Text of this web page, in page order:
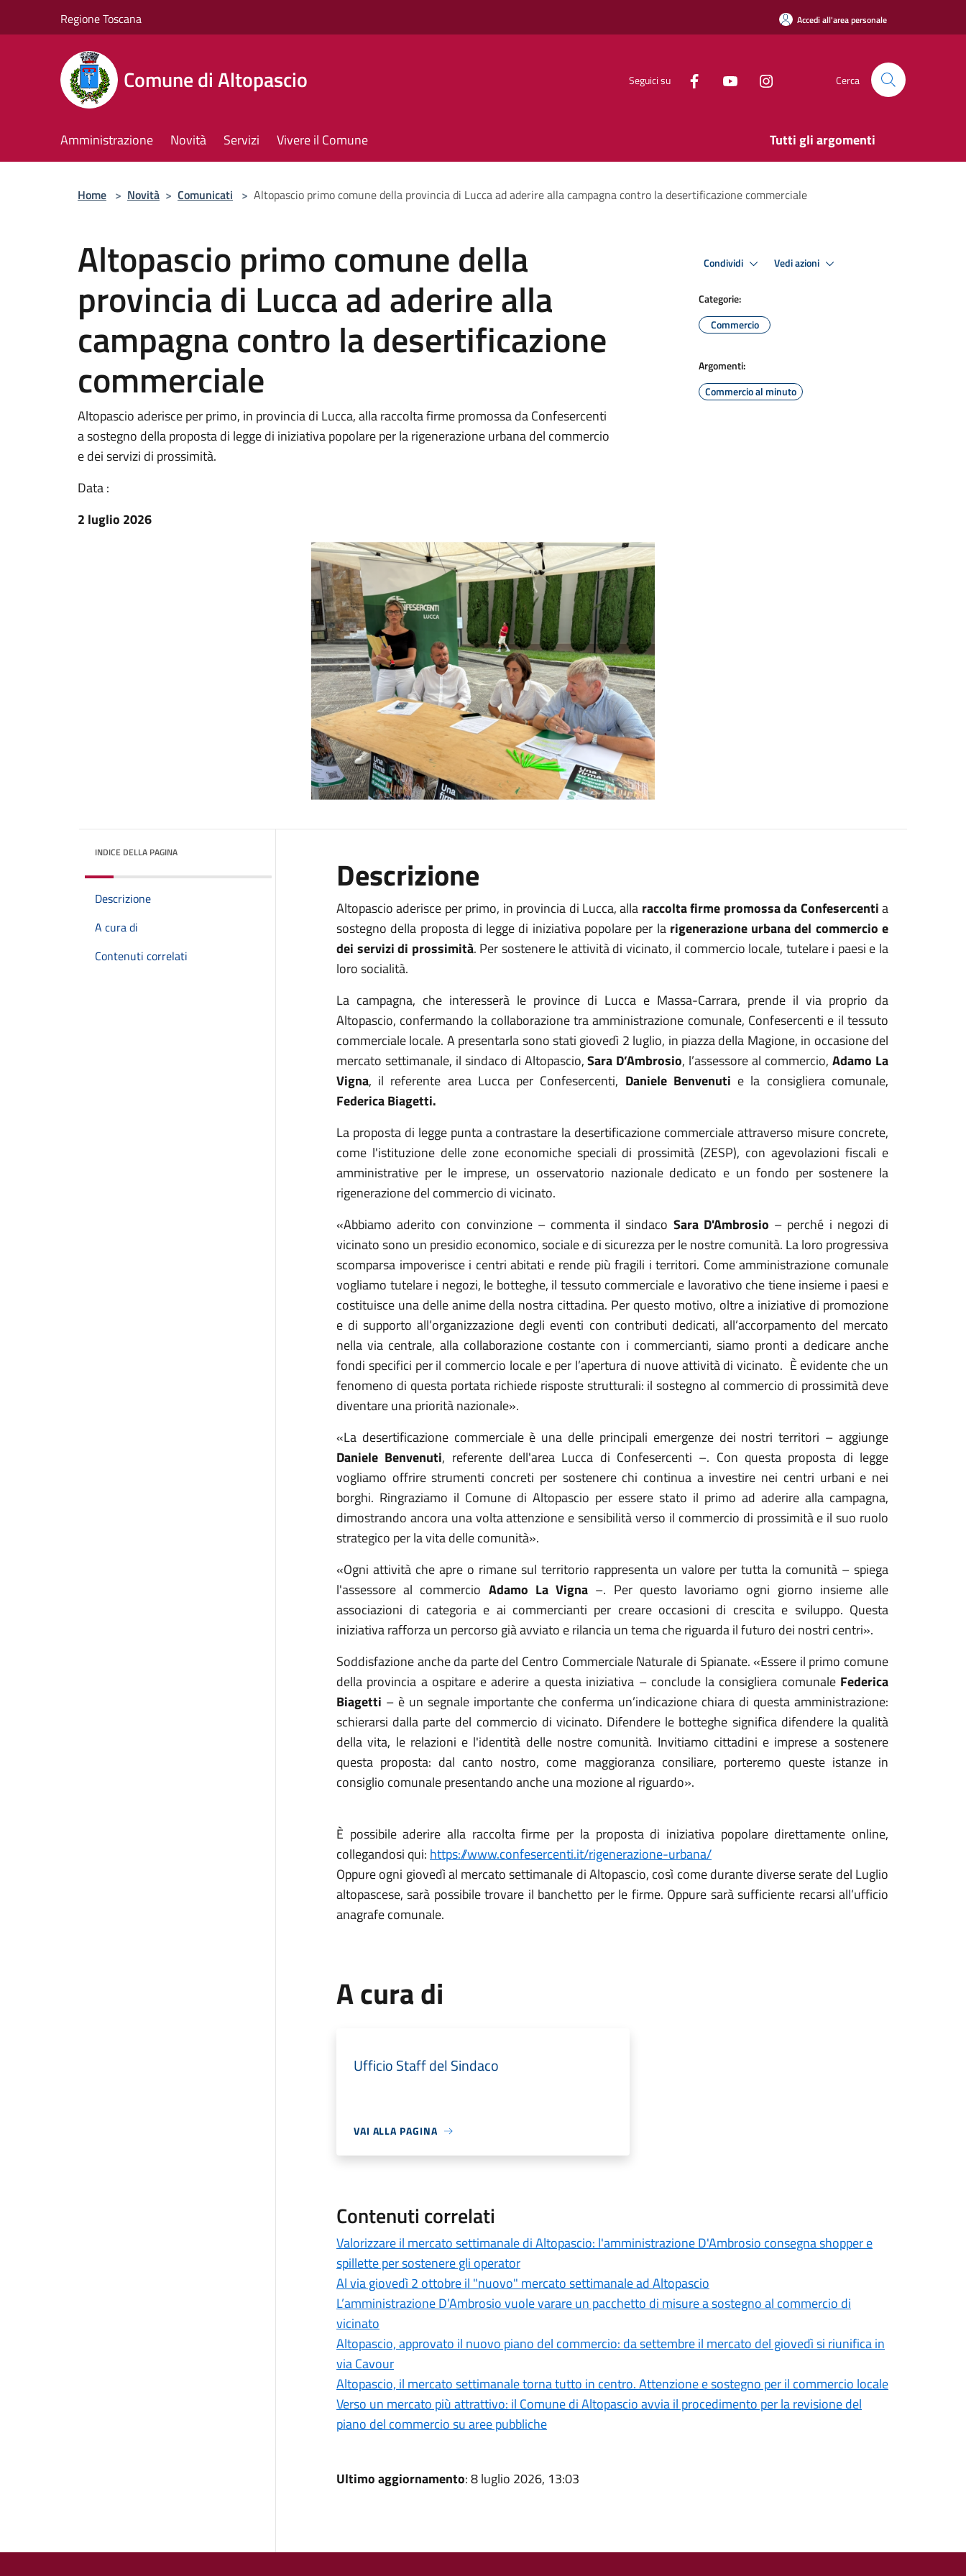
Regione Toscana Accedi all'area personale
Comune di Altopascio Seguici su Cerca
Amministrazione Novità Servizi Vivere il Comune Tutti gli argomenti
Home > Novità > Comunicati > Altopascio primo comune della provincia di Lucca ad aderire alla campagna contro la desertificazione commerciale
Altopascio primo comune della
provincia di Lucca ad aderire alla
campagna contro la desertificazione
commerciale
Altopascio aderisce per primo, in provincia di Lucca, alla raccolta firme promossa da Confesercenti
a sostegno della proposta di legge di iniziativa popolare per la rigenerazione urbana del commercio
e dei servizi di prossimità.
Data :
2 luglio 2026
Condividi Vedi azioni
Categorie:
Commercio
Argomenti:
Commercio al minuto
INDICE DELLA PAGINA
Descrizione
A cura di
Contenuti correlati
Descrizione
Altopascio aderisce per primo, in provincia di Lucca, alla raccolta firme promossa da Confesercentia
sostegno della proposta di legge di iniziativa popolare per la rigenerazione urbana del commercio e
dei servizi di prossimità. Per sostenere le attività di vicinato, il commercio locale, tutelare i paesi e la
loro socialità.
La campagna, che interesserà le province di Lucca e Massa-Carrara, prende il via proprio da
Altopascio, confermando la collaborazione tra amministrazione comunale, Confesercenti e il tessuto
commerciale locale. A presentarla sono stati giovedì 2 luglio, in piazza della Magione, in occasione del
mercato settimanale, il sindaco di Altopascio,Sara D’Ambrosio, l’assessore al commercio,Adamo La
Vigna, il referente area Lucca per Confesercenti, Daniele Benvenuti e la consigliera comunale,
Federica Biagetti.
La proposta di legge punta a contrastare la desertificazione commerciale attraverso misure concrete,
come l'istituzione delle zone economiche speciali di prossimità (ZESP), con agevolazioni fiscali e
amministrative per le imprese, un osservatorio nazionale dedicato e un fondo per sostenere la
rigenerazione del commercio di vicinato.
«Abbiamo aderito con convinzione – commenta il sindaco Sara D'Ambrosio – perché i negozi di
vicinato sono un presidio economico, sociale e di sicurezza per le nostre comunità. La loro progressiva
scomparsa impoverisce i centri abitati e rende più fragili i territori. Come amministrazione comunale
vogliamo tutelare i negozi, le botteghe, il tessuto commerciale e lavorativo che tiene insieme i paesi e
costituisce una delle anime della nostra cittadina. Per questo motivo, oltre a iniziative di promozione
e di supporto all’organizzazione degli eventi con contributi dedicati, all’accorpamento del mercato
nella via centrale, alla collaborazione costante con i commercianti, siamo pronti a dedicare anche
fondi specifici per il commercio locale e per l’apertura di nuove attività di vicinato. È evidente che un
fenomeno di questa portata richiede risposte strutturali: il sostegno al commercio di prossimità deve
diventare una priorità nazionale».
«La desertificazione commerciale è una delle principali emergenze dei nostri territori – aggiunge
Daniele Benvenuti, referente dell'area Lucca di Confesercenti –. Con questa proposta di legge
vogliamo offrire strumenti concreti per sostenere chi continua a investire nei centri urbani e nei
borghi. Ringraziamo il Comune di Altopascio per essere stato il primo ad aderire alla campagna,
dimostrando ancora una volta attenzione e sensibilità verso il commercio di prossimità e il suo ruolo
strategico per la vita delle comunità».
«Ogni attività che apre o rimane sul territorio rappresenta un valore per tutta la comunità – spiega
l'assessore al commercio Adamo La Vigna –. Per questo lavoriamo ogni giorno insieme alle
associazioni di categoria e ai commercianti per creare occasioni di crescita e sviluppo. Questa
iniziativa rafforza un percorso già avviato e rilancia un tema che riguarda il futuro dei nostri centri».
Soddisfazione anche da parte del Centro Commerciale Naturale di Spianate. «Essere il primo comune
della provincia a ospitare e aderire a questa iniziativa – conclude la consigliera comunale Federica
Biagetti – è un segnale importante che conferma un’indicazione chiara di questa amministrazione:
schierarsi dalla parte del commercio di vicinato. Difendere le botteghe significa difendere la qualità
della vita, le relazioni e l'identità delle nostre comunità. Invitiamo cittadini e imprese a sostenere
questa proposta: dal canto nostro, come maggioranza consiliare, porteremo queste istanze in
consiglio comunale presentando anche una mozione al riguardo».
È possibile aderire alla raccolta firme per la proposta di iniziativa popolare direttamente online,
collegandosi qui: https://www.confesercenti.it/rigenerazione-urbana/
Oppure ogni giovedì al mercato settimanale di Altopascio, così come durante diverse serate del Luglio
altopascese, sarà possibile trovare il banchetto per le firme. Oppure sarà sufficiente recarsi all’ufficio
anagrafe comunale.
A cura di
Ufficio Staff del Sindaco
VAI ALLA PAGINA
Contenuti correlati
Valorizzare il mercato settimanale di Altopascio: l'amministrazione D'Ambrosio consegna shopper e
spillette per sostenere gli operator
Al via giovedì 2 ottobre il "nuovo" mercato settimanale ad Altopascio
L’amministrazione D’Ambrosio vuole varare un pacchetto di misure a sostegno al commercio di
vicinato
Altopascio, approvato il nuovo piano del commercio: da settembre il mercato del giovedì si riunifica in
via Cavour
Altopascio, il mercato settimanale torna tutto in centro. Attenzione e sostegno per il commercio locale
Verso un mercato più attrattivo: il Comune di Altopascio avvia il procedimento per la revisione del
piano del commercio su aree pubbliche
Ultimo aggiornamento: 8 luglio 2026, 13:03